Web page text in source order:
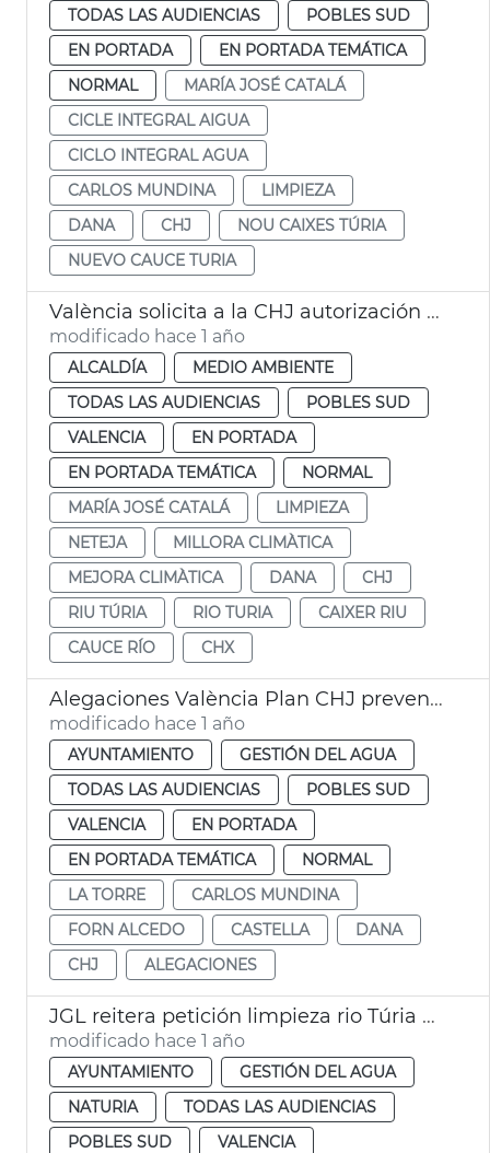
TODAS LAS AUDIENCIAS
POBLES SUD
EN PORTADA
EN PORTADA TEMÁTICA
NORMAL
MARÍA JOSÉ CATALÁ
CICLE INTEGRAL AIGUA
CICLO INTEGRAL AGUA
CARLOS MUNDINA
LIMPIEZA
DANA
CHJ
NOU CAIXES TÚRIA
NUEVO CAUCE TURIA
València solicita a la CHJ autorización para limipar el cauce del Turia
modificado hace 1 año
ALCALDÍA
MEDIO AMBIENTE
TODAS LAS AUDIENCIAS
POBLES SUD
VALENCIA
EN PORTADA
EN PORTADA TEMÁTICA
NORMAL
MARÍA JOSÉ CATALÁ
LIMPIEZA
NETEJA
MILLORA CLIMÀTICA
MEJORA CLIMÀTICA
DANA
CHJ
RIU TÚRIA
RIO TURIA
CAIXER RIU
CAUCE RÍO
CHX
Alegaciones València Plan CHJ prevención dana
modificado hace 1 año
AYUNTAMIENTO
GESTIÓN DEL AGUA
TODAS LAS AUDIENCIAS
POBLES SUD
VALENCIA
EN PORTADA
EN PORTADA TEMÁTICA
NORMAL
LA TORRE
CARLOS MUNDINA
FORN ALCEDO
CASTELLA
DANA
CHJ
ALEGACIONES
JGL reitera petición limpieza rio Túria y dice que no es zona urbana
modificado hace 1 año
AYUNTAMIENTO
GESTIÓN DEL AGUA
NATURIA
TODAS LAS AUDIENCIAS
POBLES SUD
VALENCIA